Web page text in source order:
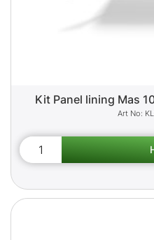
Kit Panel lining Mas